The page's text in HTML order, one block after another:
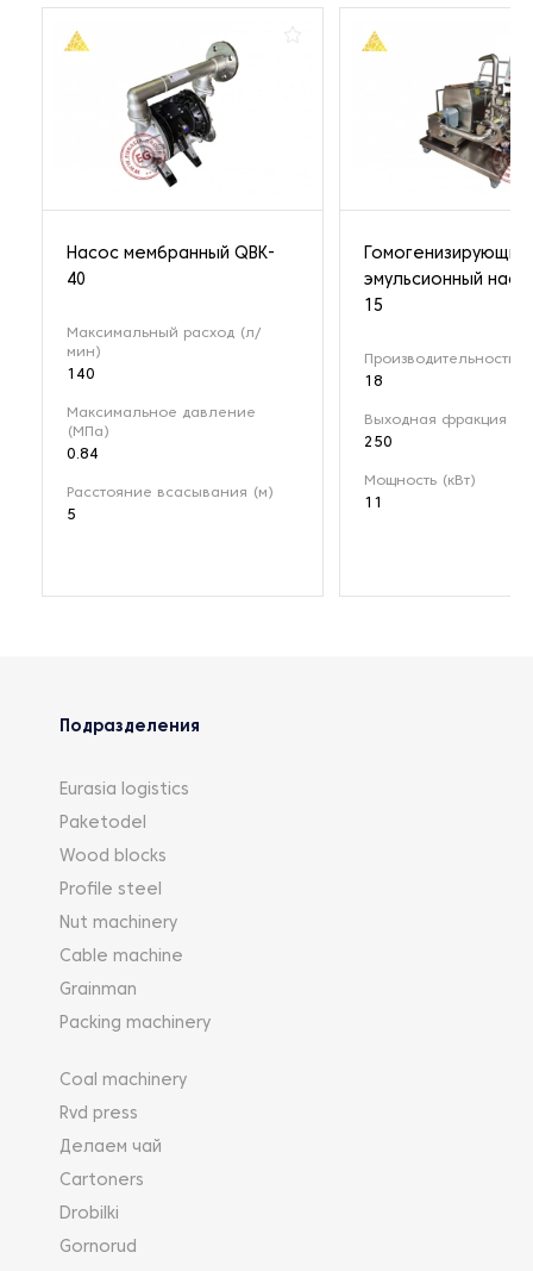
Насос мембранный QBK-
40
Максимальный расход (л/
мин)
140
Максимальное давление
(МПа)
0.84
Расстояние всасывания (м)
5
Гомогенизирующий
эмульсионный
15
Производительность
18
Выходная фракция
250
Мощность (кВт)
11
Подразделения
Eurasia logistics
Paketodel
Wood blocks
Profile steel
Nut machinery
Cable machine
Grainman
Packing machinery
Coal machinery
Rvd press
Делаем чай
Cartoners
Drobilki
Gornorud